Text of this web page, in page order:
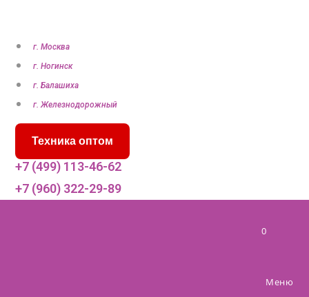
д
г. Москва
г. Ногинск
г. Балашиха
г. Железнодорожный
Техника оптом
+7 (499) 113-46-62
+7 (960) 322-29-89
0
Меню